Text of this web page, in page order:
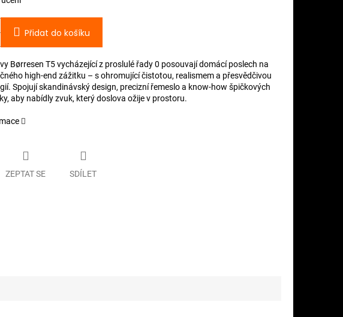
Přidat do košíku
Børresen T5 vycházející z proslulé řady 0 posouvají domácí poslech na
high-end zážitku – s ohromující čistotou, realismem a přesvědčivou
Spojují skandinávský design, precizní řemeslo a know-how špičkových
aby nabídly zvuk, který doslova ožije v prostoru.
ZEPTAT SE SDÍLET